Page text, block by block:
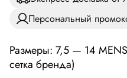
Персональный
Размеры: 7,5 — 14
сетка бренда)